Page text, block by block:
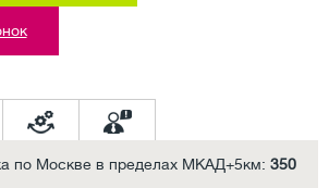
по Москве в пределах МКАД+5км: 350